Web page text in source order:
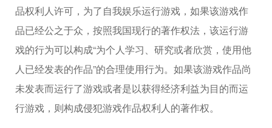
品权利人许可，为了自我娱乐运行游戏，如果该游戏作
品已经公之于众，按照我国现行的著作权法，该运行游
戏的行为可以构成“为个人学习、研究或者欣赏，使用他
人已经发表的作品”的合理使用行为。如果该游戏作品尚
未发表而运行了游戏或者是以获得经济利益为目的而运
行游戏，则构成侵犯游戏作品权利人的著作权。